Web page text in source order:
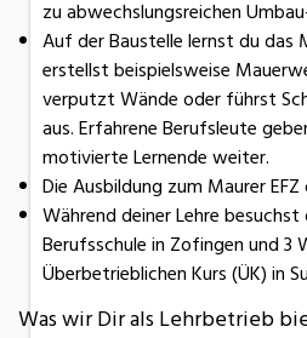
zu abwechslungsreichen
Auf der Baustelle lernst du das
erstellst beispielsweise
verputzt Wände oder führst
aus. Erfahrene Berufsleute
motivierte Lernende weiter.
Die Ausbildung zum Maurer EFZ
Während deiner Lehre
Berufsschule in Zofingen und 3
Überbetrieblichen Kurs (ÜK) in
Was wir Dir als Lehrbetrieb